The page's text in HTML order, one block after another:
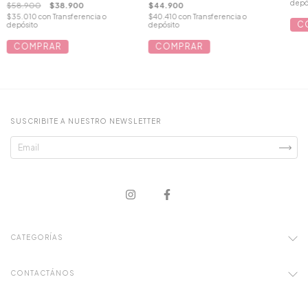
$58.900 $38.900
$35.010con Transferencia o
depósito
COMPRAR
$44.900
$40.410con Transferencia o
depósito
COMPRAR
SUSCRIBITE A NUESTRO NEWSLETTER
CATEGORÍAS
CONTACTÁNOS